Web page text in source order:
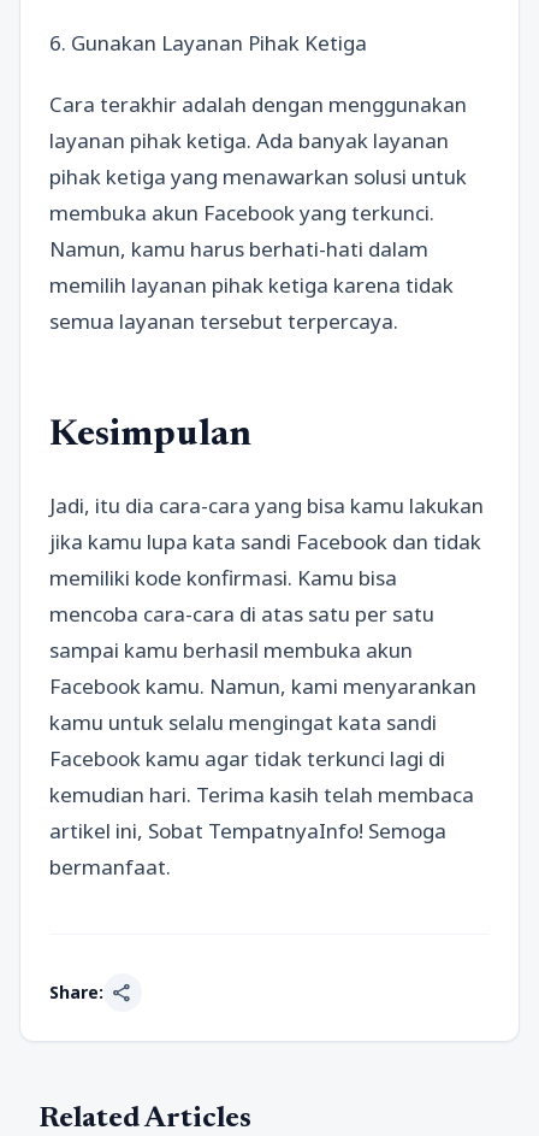
6. Gunakan Layanan Pihak Ketiga
Cara terakhir adalah dengan menggunakan
layanan pihak ketiga. Ada banyak layanan
pihak ketiga yang menawarkan solusi untuk
membuka akun Facebook yang terkunci.
Namun, kamu harus berhati-hati dalam
memilih layanan pihak ketiga karena tidak
semua layanan tersebut terpercaya.
Kesimpulan
Jadi, itu dia cara-cara yang bisa kamu lakukan
jika kamu lupa kata sandi Facebook dan tidak
memiliki kode konfirmasi. Kamu bisa
mencoba cara-cara di atas satu per satu
sampai kamu berhasil membuka akun
Facebook kamu. Namun, kami menyarankan
kamu untuk selalu mengingat kata sandi
Facebook kamu agar tidak terkunci lagi di
kemudian hari. Terima kasih telah membaca
artikel ini, Sobat TempatnyaInfo! Semoga
bermanfaat.
Share: share
Related Articles